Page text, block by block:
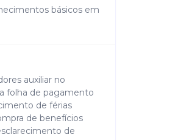
básicos em
auxiliar no
folha de pagamento
de férias
de benefícios
de